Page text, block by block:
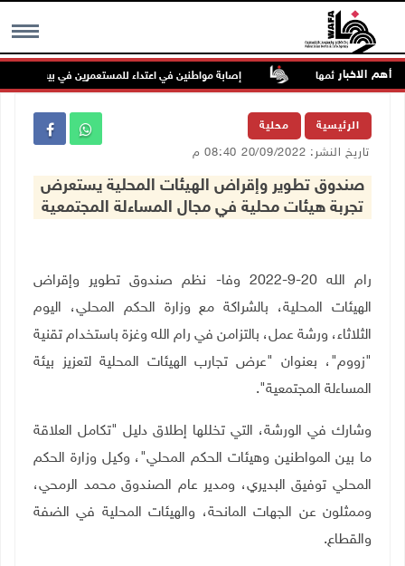
MENU أهم الاخبار
جرائمها إصابة مواطنين في اعتداء للمستعمرين في بيت دجن
الرئيسية محلية
تاريخ النشر: 20/09/2022 08:40 م
صندوق تطوير وإقراض الهيئات المحلية يستعرض
تجربة هيئات محلية في مجال المساءلة المجتمعية
رام الله 20-9-2022 وفا- نظم صندوق تطوير وإقراض
الهيئات المحلية، بالشراكة مع وزارة الحكم المحلي، اليوم
الثلاثاء، ورشة عمل، بالتزامن في رام الله وغزة باستخدام تقنية
"زووم"، بعنوان "عرض تجارب الهيئات المحلية لتعزيز بيئة
المساءلة المجتمعية".
وشارك في الورشة، التي تخللها إطلاق دليل "تكامل العلاقة
ما بين المواطنين وهيئات الحكم المحلي"، وكيل وزارة الحكم
المحلي توفيق البديري، ومدير عام الصندوق محمد الرمحي،
وممثلون عن الجهات المانحة، والهيئات المحلية في الضفة
والقطاع.